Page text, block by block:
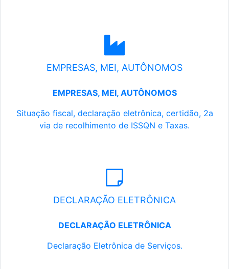
EMPRESAS, MEI, AUTÔNOMOS
EMPRESAS, MEI, AUTÔNOMOS
Situação fiscal, declaração eletrônica, certidão, 2a
via de recolhimento de ISSQN e Taxas.
DECLARAÇÃO ELETRÔNICA
DECLARAÇÃO ELETRÔNICA
Declaração Eletrônica de Serviços.